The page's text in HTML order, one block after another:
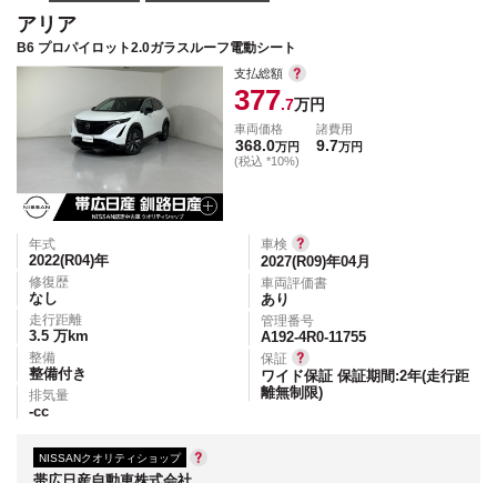
アリア
B6 プロパイロット2.0ガラスルーフ電動シート
支払総額
377.7万円
車両価格
368.0万円
(税込 *10%)
諸費用
9.7万円
年式
2022(R04)年
修復歴
なし
走行距離
3.5 万km
整備
整備付き
排気量
-cc
車検
2027(R09)年04月
車両評価書
あり
管理番号
A192-4R0-11755
保証
ワイド保証 保証期間:2年(走行距
離無制限)
NISSANクオリティショップ